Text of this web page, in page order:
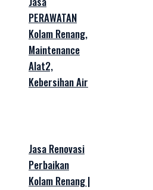
PERAWATAN
Kolam Renang,
Maintenance
Alat2,
Kebersihan Air
Jasa Renovasi
Perbaikan
Kolam Renang |